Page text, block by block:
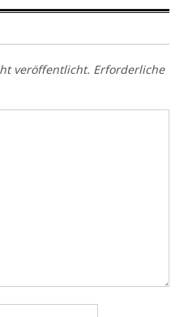
veröffentlicht. Erforderliche